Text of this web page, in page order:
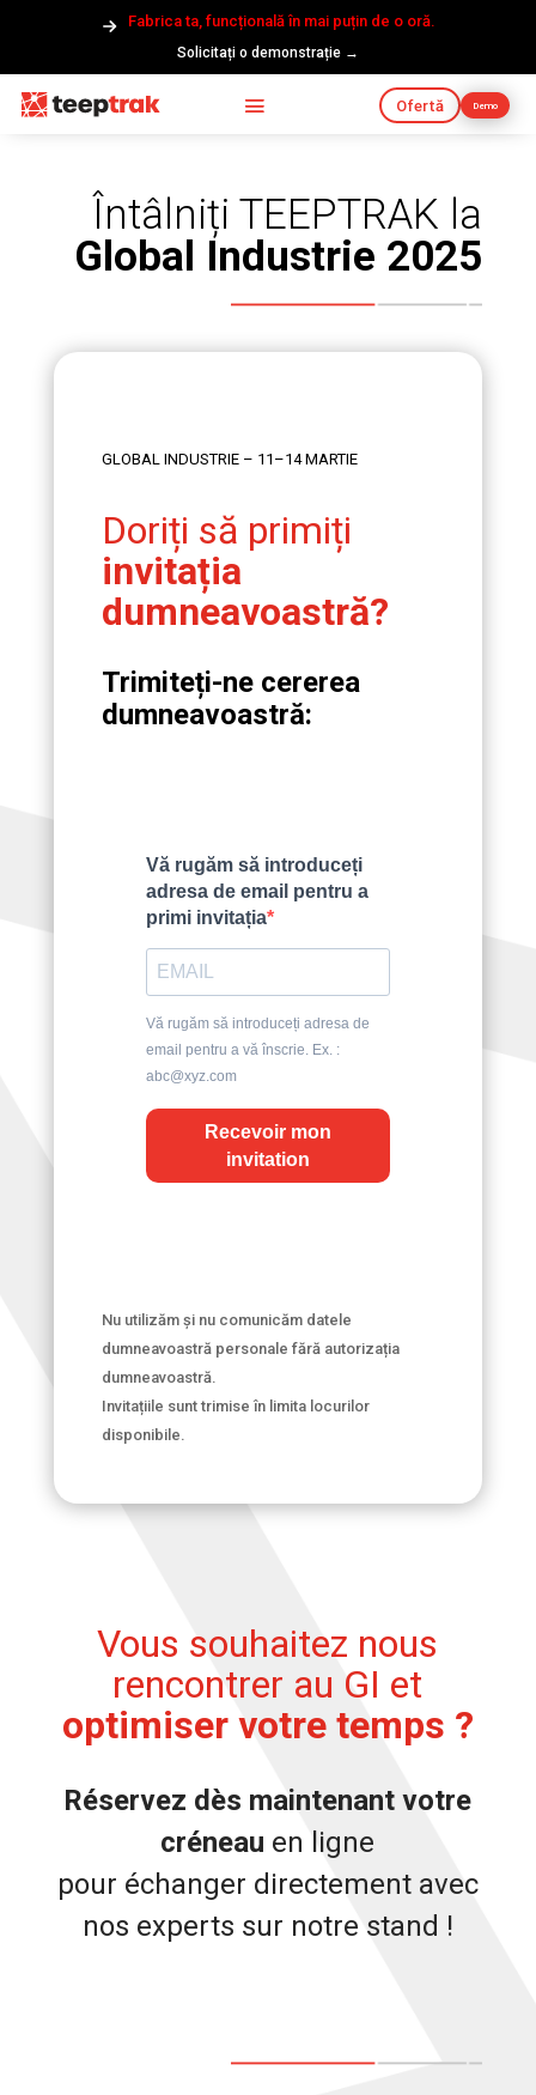
Fabrica ta, funcțională în mai puțin de o oră.
Solicitați o demonstrație →
Ofertă Demo
Întâlniți TEEPTRAK la
Global Industrie 2025
GLOBAL INDUSTRIE – 11–14 MARTIE
Doriți să primiți
invitația
dumneavoastră?
Trimiteți-ne cererea
dumneavoastră:
Vă rugăm să introduceți
adresa de email pentru a
primi invitația
Vă rugăm să introduceți adresa de
email pentru a vă înscrie. Ex. :
abc@xyz.com
Recevoir mon
invitation
Nu utilizăm și nu comunicăm datele
dumneavoastră personale fără autorizația
dumneavoastră.
Invitațiile sunt trimise în limita locurilor
disponibile.
Vous souhaitez nous
rencontrer au GI et
optimiser votre temps ?
Réservez dès maintenant votre
créneau en ligne
pour échanger directement avec
nos experts sur notre stand !